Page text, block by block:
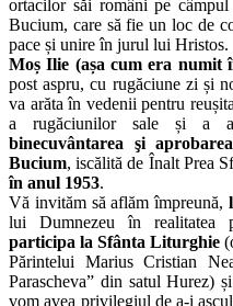
ortacilor săi români pe câmpul
Bucium, care să fie un loc de
pace și unire în jurul lui Hristos.
Moș Ilie (așa cum era numit
post aspru, cu rugăciune zi și
va arăta în vedenii pentru
a rugăciunilor sale și a
binecuvântarea şi
Bucium, iscălită de Înalt Prea
în anul 1953.
Vă invităm să aflăm împreună,
lui Dumnezeu în realitatea
participa la Sfânta Liturghie
Părintelui Marius Cristian
Parascheva” din satul Hurez) și
vom avea privilegiul de a-i